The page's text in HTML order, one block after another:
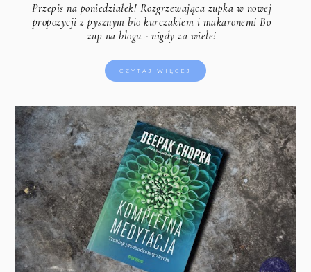
Przepis na poniedziałek! Rozgrzewająca zupka w nowej
propozycji z pysznym bio kurczakiem i makaronem! Bo
zup na blogu - nigdy za wiele!
CZYTAJ WIĘCEJ